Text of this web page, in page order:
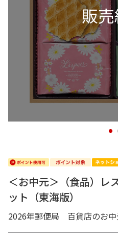
1
＜お中元＞（食品）
ット（東海版）
2026年郵便局 百貨店のお